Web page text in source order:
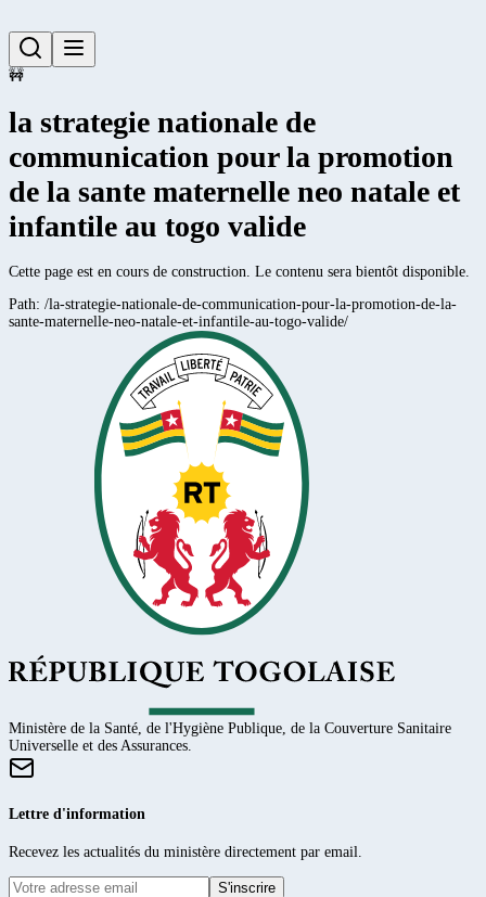
🚧
la strategie nationale de
communication pour la promotion
de la sante maternelle neo natale et
infantile au togo valide
Cette page est en cours de construction. Le contenu sera bientôt disponible.
Path: /la-strategie-nationale-de-communication-pour-la-promotion-de-la-
sante-maternelle-neo-natale-et-infantile-au-togo-valide/
Ministère de la Santé, de l'Hygiène Publique, de la Couverture Sanitaire
Universelle et des Assurances.
Lettre d'information
Recevez les actualités du ministère directement par email.
S'inscrire